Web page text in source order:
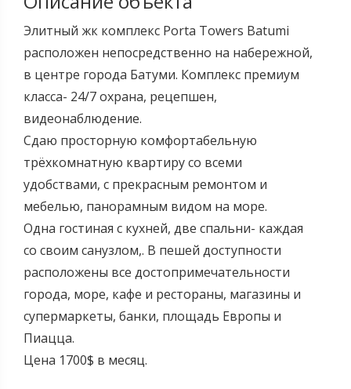
Элитный жк комплекс Porta Towers Batumi
расположен непосредственно на набережной,
в центре города Батуми. Комплекс премиум
класса- 24/7 охрана, рецепшен,
видеонаблюдение.
Сдаю просторную комфортабельную
трёхкомнатную квартиру со всеми
удобствами, с прекрасным ремонтом и
мебелью, панорамным видом на море.
Одна гостиная с кухней, две спальни- каждая
со своим санузлом,. В пешей доступности
расположены все достопримечательности
города, море, кафе и рестораны, магазины и
супермаркеты, банки, площадь Европы и
Пиацца.
Цена 1700$ в месяц.